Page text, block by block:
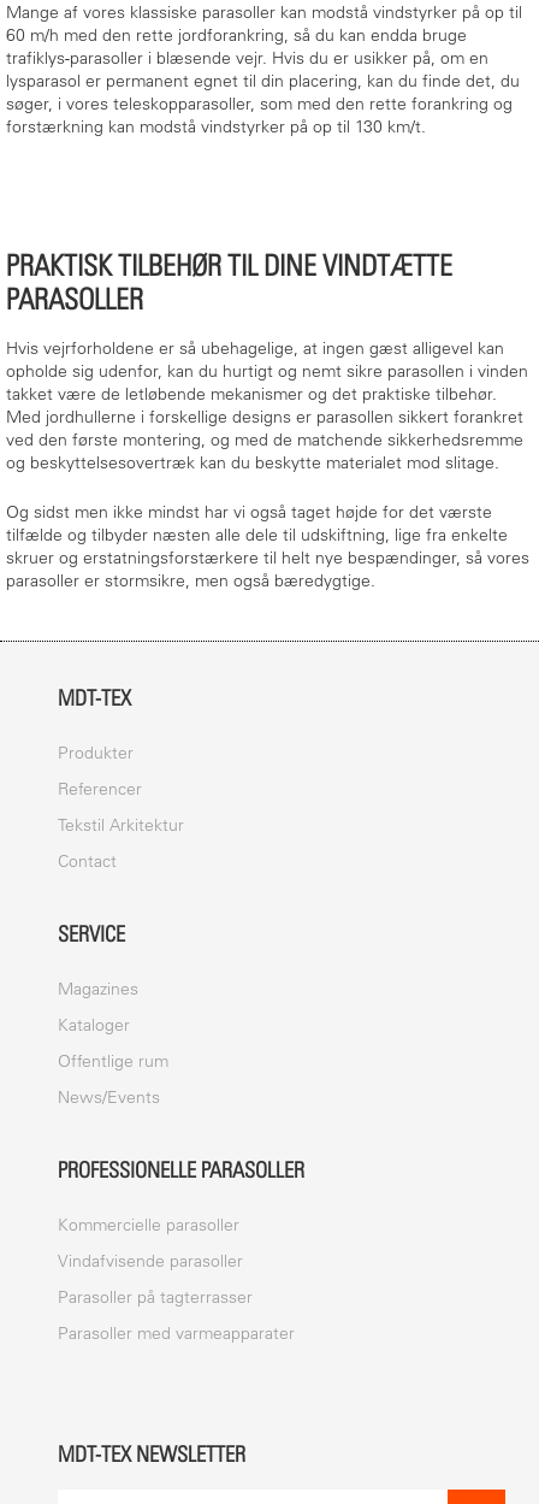
Mange af vores klassiske parasoller kan modstå vindstyrker på op til
60 m/h med den rette jordforankring, så du kan endda bruge
trafiklys-parasoller i blæsende vejr. Hvis du er usikker på, om en
lysparasol er permanent egnet til din placering, kan du finde det, du
søger, i vores teleskopparasoller, som med den rette forankring og
forstærkning kan modstå vindstyrker på op til 130 km/t.
PRAKTISK TILBEHØR TIL DINE VINDTÆTTE
PARASOLLER
Hvis vejrforholdene er så ubehagelige, at ingen gæst alligevel kan
opholde sig udenfor, kan du hurtigt og nemt sikre parasollen i vinden
takket være de letløbende mekanismer og det praktiske tilbehør.
Med jordhullerne i forskellige designs er parasollen sikkert forankret
ved den første montering, og med de matchende sikkerhedsremme
og beskyttelsesovertræk kan du beskytte materialet mod slitage.
Og sidst men ikke mindst har vi også taget højde for det værste
tilfælde og tilbyder næsten alle dele til udskiftning, lige fra enkelte
skruer og erstatningsforstærkere til helt nye bespændinger, så vores
parasoller er stormsikre, men også bæredygtige.
MDT-TEX
Produkter
Referencer
Tekstil Arkitektur
Contact
SERVICE
Magazines
Kataloger
Offentlige rum
News/Events
PROFESSIONELLE PARASOLLER
Kommercielle parasoller
Vindafvisende parasoller
Parasoller på tagterrasser
Parasoller med varmeapparater
MDT-TEX NEWSLETTER